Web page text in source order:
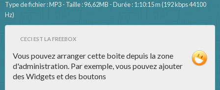
Type de fichier : MP3 - Taille : 96,62MB - Durée : 1:10:15 m (192 kbps 44100
Hz)
CECI EST LA FREEBOX
Vous pouvez arranger cette boite depuis la zone
d'administration. Par exemple, vous pouvez ajouter
des Widgets et des boutons